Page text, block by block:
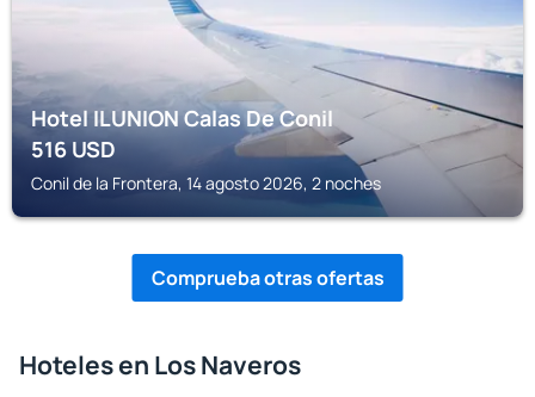
Hotel ILUNION Calas De Conil
516USD
Conil de la Frontera, 14 agosto 2026, 2 noches
Comprueba otras ofertas
Hoteles en Los Naveros